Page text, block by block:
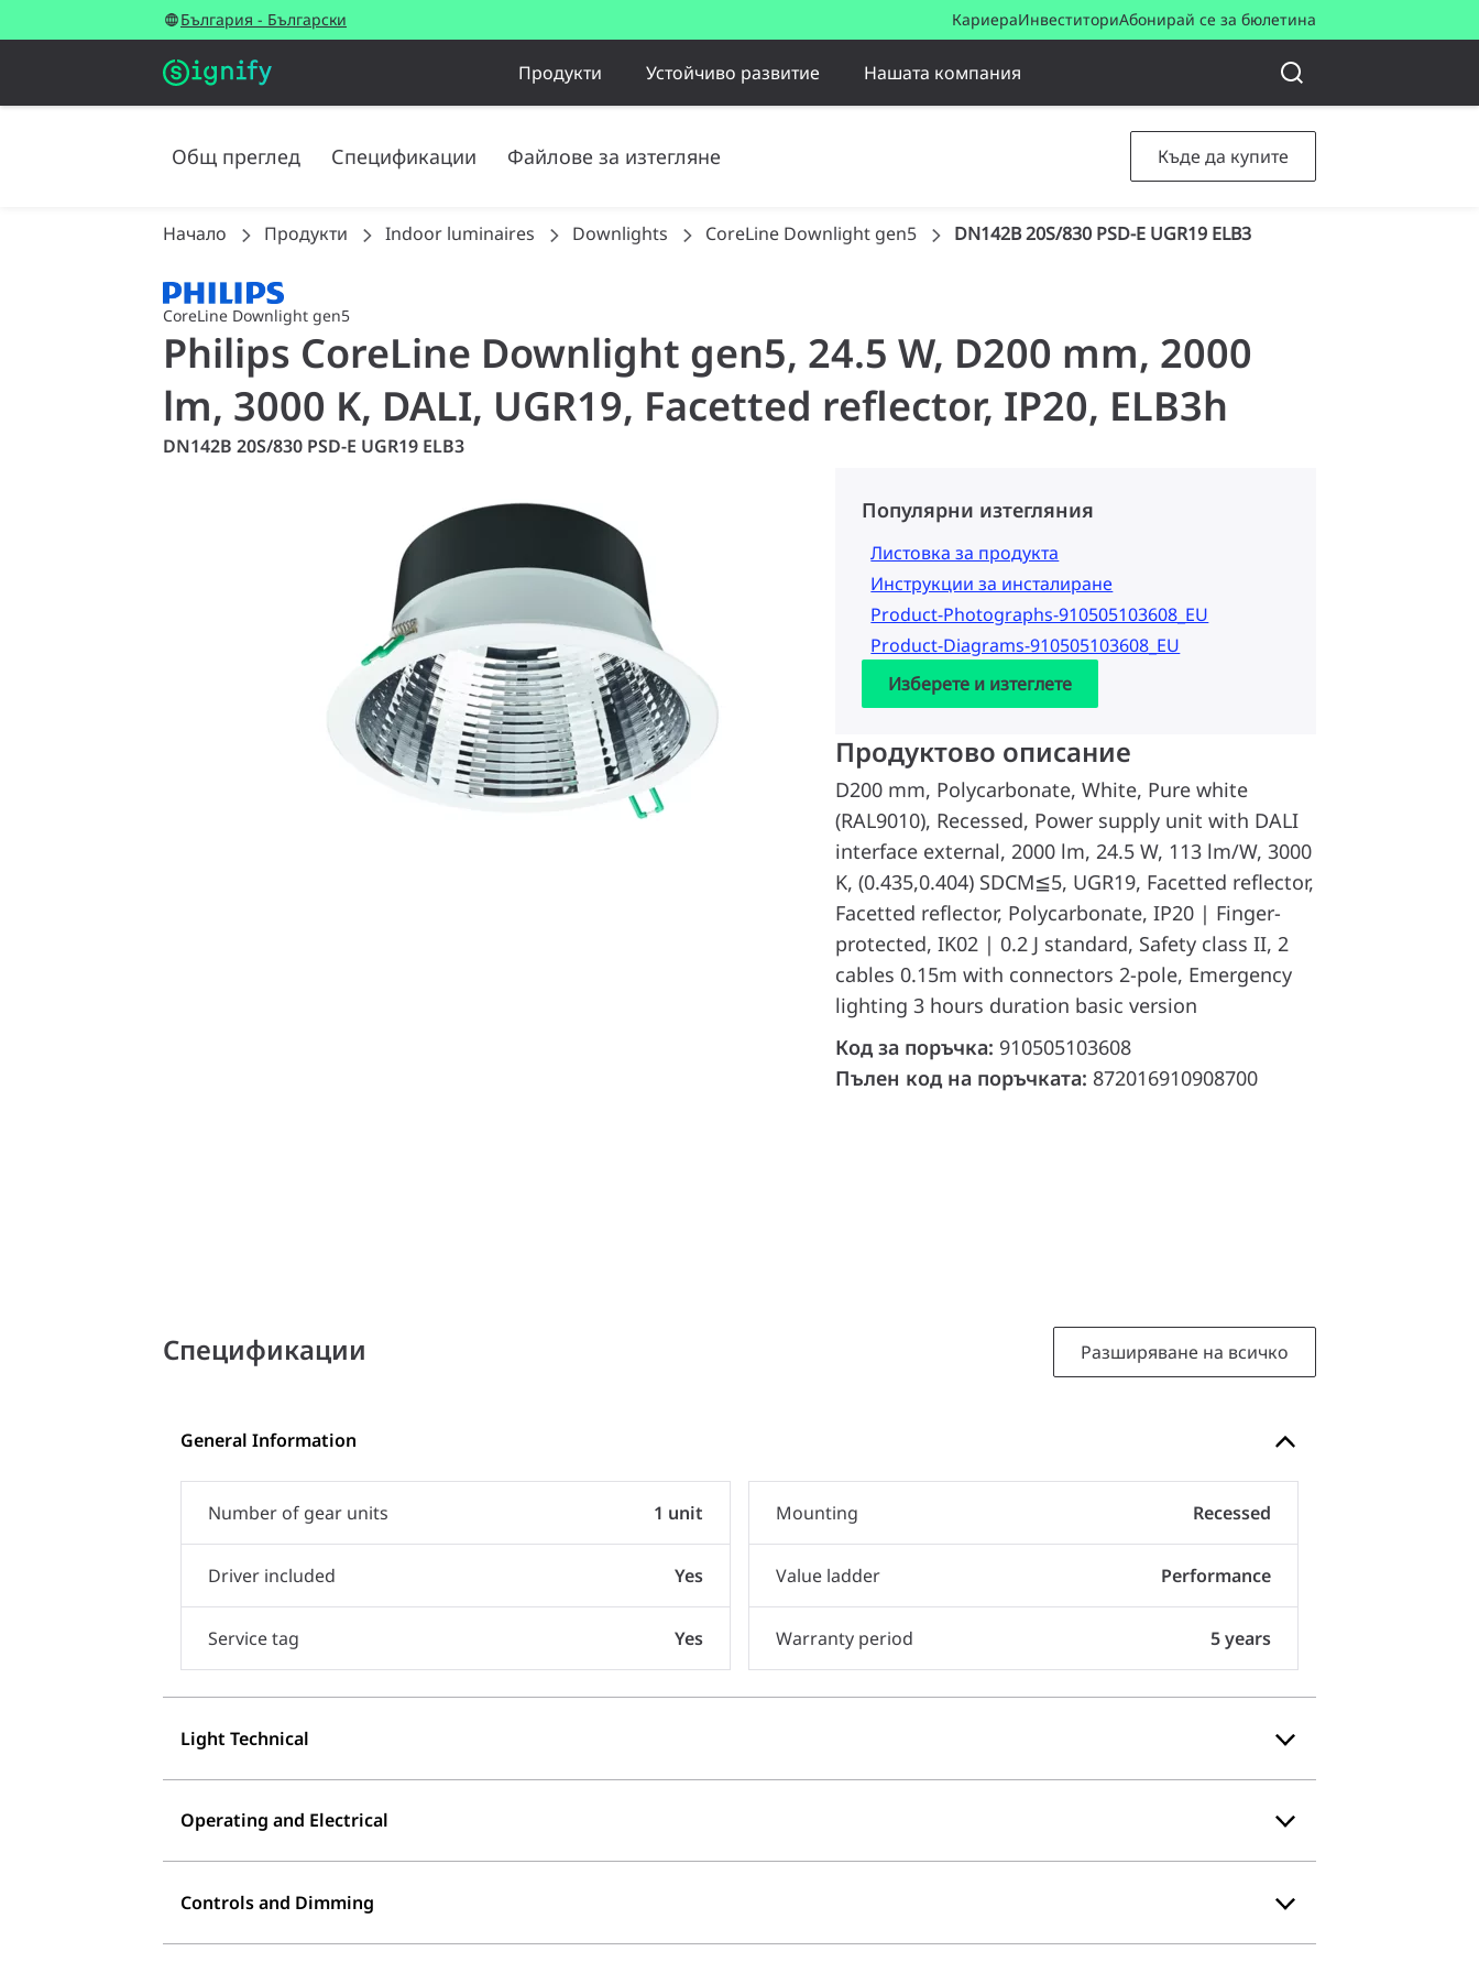
България - Български КариераИнвеститориАбонирай се за бюлетина
Продукти Устойчиво развитие Нашата компания
Общ преглед Спецификации Файлове за изтегляне Къде да купите
Начало Продукти Indoor luminaires Downlights CoreLine Downlight gen5 DN142B 20S/830 PSD-E UGR19 ELB3
CoreLine Downlight gen5
Philips CoreLine Downlight gen5, 24.5 W, D200 mm, 2000
lm, 3000 K, DALI, UGR19, Facetted reflector, IP20, ELB3h
DN142B 20S/830 PSD-E UGR19 ELB3
Популярни изтегляния
Листовка за продукта
Инструкции за инсталиране
Product-Photographs-910505103608_EU
Product-Diagrams-910505103608_EU
Изберете и изтеглете
Продуктово описание
D200 mm, Polycarbonate, White, Pure white
(RAL9010), Recessed, Power supply unit with DALI
interface external, 2000 lm, 24.5 W, 113 lm/W, 3000
K, (0.435,0.404) SDCM≦5, UGR19, Facetted reflector,
Facetted reflector, Polycarbonate, IP20 | Finger-
protected, IK02 | 0.2 J standard, Safety class II, 2
cables 0.15m with connectors 2-pole, Emergency
lighting 3 hours duration basic version
Код за поръчка: 910505103608
Пълен код на поръчката: 872016910908700
Спецификации Разширяване на всичко
General Information
Number of gear units 1 unit
Driver included Yes
Service tag Yes
Mounting Recessed
Value ladder Performance
Warranty period 5 years
Light Technical
Operating and Electrical
Controls and Dimming